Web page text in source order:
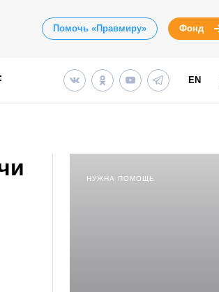
Помочь «Правмиру» Фонд
EN
НУЖНА ПОМОЩЬ